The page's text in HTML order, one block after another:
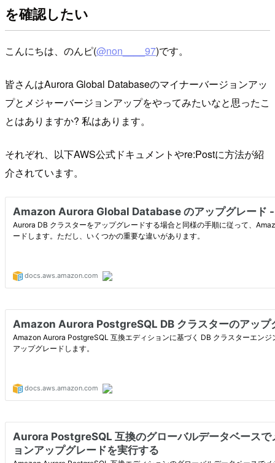
を確認したい
こんにちは、のんピ(@non____97)です。
皆さんはAurora Global Databaseのマイナーバージョンアッ
プとメジャーバージョンアップをやってみたいなと思ったこ
とはありますか? 私はあります。
それぞれ、以下AWS公式ドキュメントやre:Postに方法が紹
介されています。